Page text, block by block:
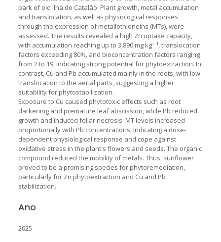
park of old Ilha do Catalão. Plant growth, metal accumulation
and translocation, as well as physiological responses
through the expression of metallothioneins (MTs), were
assessed. The results revealed a high Zn uptake capacity,
with accumulation reaching up to 3,890 mg kg⁻ ¹, translocation
factors exceeding 80%, and bioconcentration factors ranging
from 2 to 19, indicating strong potential for phytoextraction. In
contrast, Cu and Pb accumulated mainly in the roots, with low
translocation to the aerial parts, suggesting a higher
suitability for phytostabilization.
Exposure to Cu caused phytotoxic effects such as root
darkening and premature leaf abscission, while Pb reduced
growth and induced foliar necrosis. MT levels increased
proportionally with Pb concentrations, indicating a dose-
dependent physiological response and cope against
oxidative stress in the plant's flowers and seeds. The organic
compound reduced the mobility of metals. Thus, sunflower
proved to be a promising species for phytoremediation,
particularly for Zn phytoextraction and Cu and Pb
stabilization.
Ano
2025